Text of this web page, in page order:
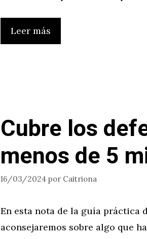
Leer más
Cubre los
menos de 5
16/03/2024 por Caitriona
En esta nota de la guía práctica
aconsejaremos sobre algo que